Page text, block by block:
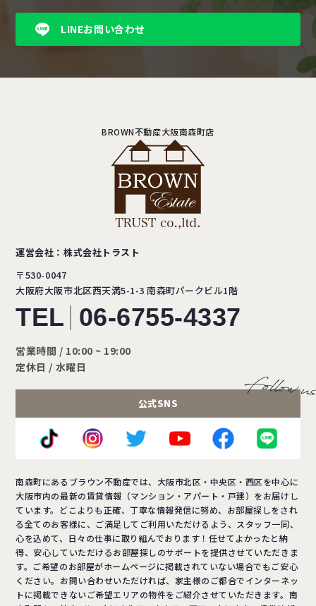
LINEお問い合わせ
BROWN不動産大阪南森町店
運営会社：株式会社トラスト
〒530-0047
大阪府大阪市北区西天満5-1-3南森町パークビル1階
TEL 06-6755-4337
営業時間 / 10:00 ~ 19:00
定休日 / 水曜日
公式SNS
南森町にあるブラウン不動産では、大阪市北区・中央区・西区を中心に
大阪市内の最新の賃貸情報（マンション・アパート・戸建）をお届けし
ています。どこよりも正確、丁寧な情報発信に努め、お部屋探しをされ
る全てのお客様に、ご満足してご利用いただけるよう、スタッフ一同、
心を込めて、日々の仕事に取り組んでおります！任せてよかったと納
得、安心していただけるお部屋探しのサポートを提供させていただきま
す。ご希望のお部屋がホームページに掲載されていない場合でもご安心
ください。お問い合わせいただければ、家主様のご都合でインターネッ
トに掲載できないご希望エリアの物件をご紹介させていただきます。南